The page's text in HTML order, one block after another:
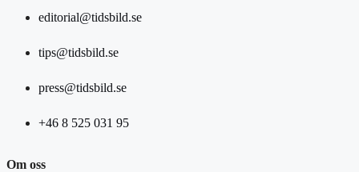
editorial@tidsbild.se
tips@tidsbild.se
press@tidsbild.se
+46 8 525 031 95
Om oss